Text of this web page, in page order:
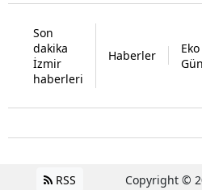
Son
dakika
İzmir
haberleri
Haberler
Eko
RSS Copyright ©